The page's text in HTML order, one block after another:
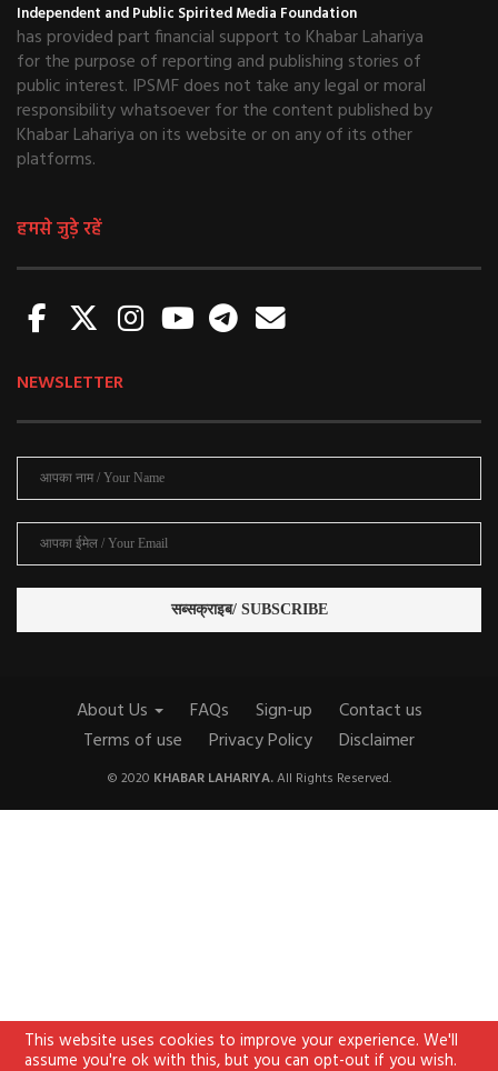
Independent and Public Spirited Media Foundation
has provided part financial support to Khabar Lahariya
for the purpose of reporting and publishing stories of
public interest. IPSMF does not take any legal or moral
responsibility whatsoever for the content published by
Khabar Lahariya on its website or on any of its other
platforms.
हमसे जुड़े रहें
NEWSLETTER
About Us FAQs Sign-up
Contact us
Terms of use
Privacy Policy Disclaimer
© 2020 KHABAR LAHARIYA.All Rights Reserved.
This website uses cookies to improve your experience. We'll
assume you're ok with this, but you can opt-out if you wish.